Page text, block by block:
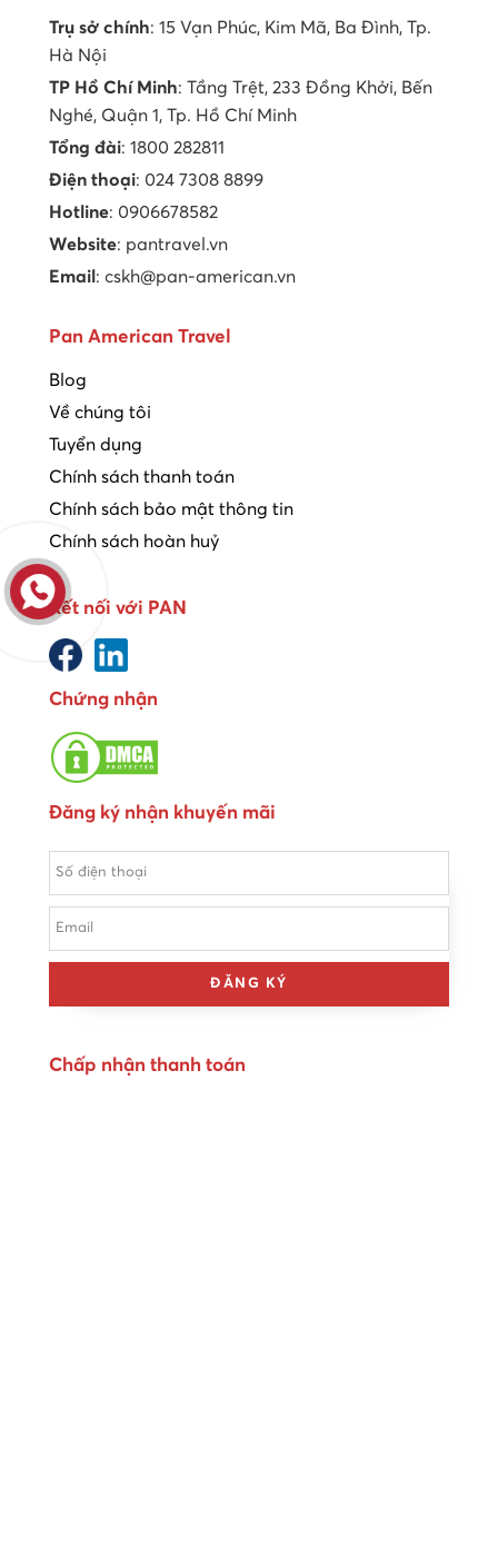
Trụ sở chính: 15 Vạn Phúc, Kim Mã, Ba Đình, Tp.
Hà Nội
TP Hồ Chí Minh: Tầng Trệt, 233 Đồng Khởi, Bến
Nghé, Quận 1, Tp. Hồ Chí Minh
Tổng đài: 1800 282811
Điện thoại: 024 7308 8899
Hotline: 0906678582
Website: pantravel.vn
Email: cskh@pan-american.vn
Pan American Travel
Blog
Về chúng tôi
Tuyển dụng
Chính sách thanh toán
Chính sách bảo mật thông tin
Chính sách hoàn huỷ
Kết nối với PAN
Chứng nhận
Đăng ký nhận khuyến mãi
ĐĂNG KÝ
Chấp nhận thanh toán